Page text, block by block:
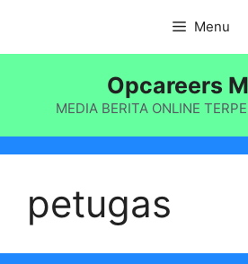
isi
Menu
Opcareers
MEDIA BERITA ONLINE
petugas